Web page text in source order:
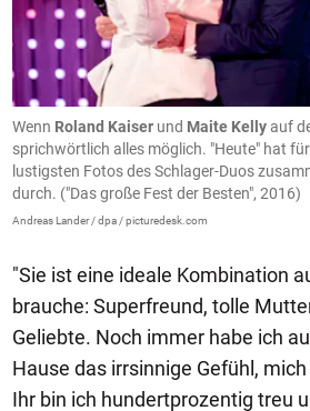
Wenn Roland Kaiser und Maite Kellyauf
sprichwörtlich alles möglich. "Heute" hat
lustigsten Fotos des Schlager-Duos
durch. ("Das große Fest der Besten", 2016)
Andreas Lander / dpa / picturedesk.com
"Sie ist eine ideale Kombination
brauche: Superfreund, tolle
Geliebte. Noch immer habe ich
Hause das irrsinnige Gefühl,
Ihr bin ich hundertprozentig treu